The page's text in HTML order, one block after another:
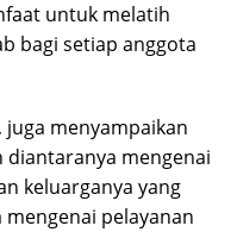
untuk melatih
bagi setiap anggota
juga menyampaikan
mengenai
keluarganya yang
pelayanan